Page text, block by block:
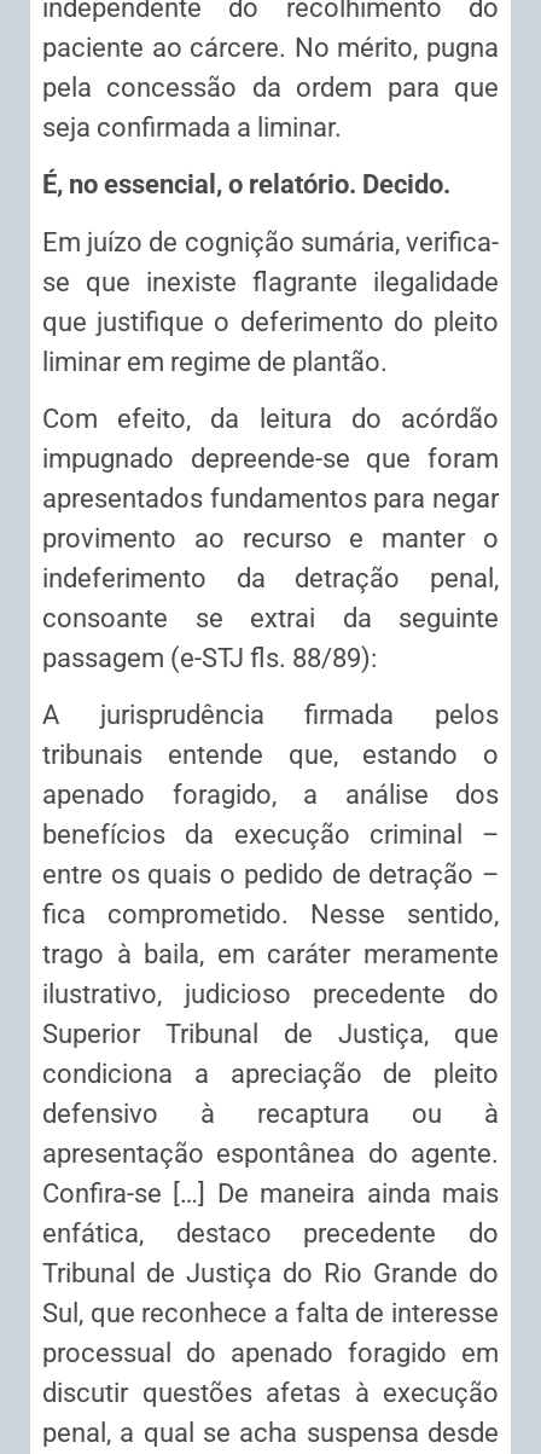
independente do recolhimento do
paciente ao cárcere. No mérito, pugna
pela concessão da ordem para que
seja confirmada a liminar.
É, no essencial, o relatório. Decido.
Em juízo de cognição sumária, verifica-
se que inexiste flagrante ilegalidade
que justifique o deferimento do pleito
liminar em regime de plantão.
Com efeito, da leitura do acórdão
impugnado depreende-se que foram
apresentados fundamentos para negar
provimento ao recurso e manter o
indeferimento da detração penal,
consoante se extrai da seguinte
passagem (e-STJ fls. 88/89):
A jurisprudência firmada pelos
tribunais entende que, estando o
apenado foragido, a análise dos
benefícios da execução criminal –
entre os quais o pedido de detração –
fica comprometido. Nesse sentido,
trago à baila, em caráter meramente
ilustrativo, judicioso precedente do
Superior Tribunal de Justiça, que
condiciona a apreciação de pleito
defensivo à recaptura ou à
apresentação espontânea do agente.
Confira-se […] De maneira ainda mais
enfática, destaco precedente do
Tribunal de Justiça do Rio Grande do
Sul, que reconhece a falta de interesse
processual do apenado foragido em
discutir questões afetas à execução
penal, a qual se acha suspensa desde